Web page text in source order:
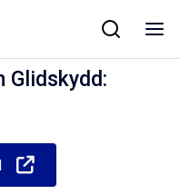
Taksteg och Glidskydd
Glidskydd: